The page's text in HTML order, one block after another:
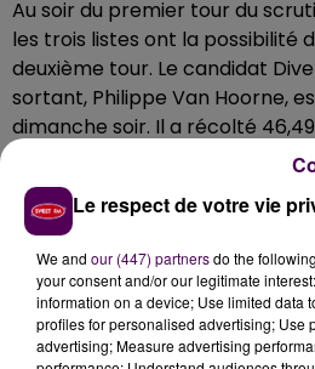
Au soir du premier tour du
les trois listes ont la possibilité
deuxième tour. Le candidat
sortant, Philippe Van Hoorne,
dimanche soir. Il a récolté
la liste Divers gauche
avec 38,69%, et Gérard
National, à 14,82%. Et à L'Aigle
France, l'abstention a battu un
épidémie de Covid-19. Elle
cité aiglonne.
Le respect de votre vie
We and our (447) partnersdo the
your consent and/or our legitimate
information on a device; Use limited data
profiles for personalised advertising; Use
advertising; Measure advertising